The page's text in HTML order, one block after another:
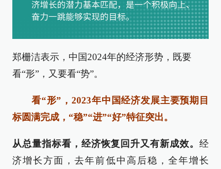
郑栅洁表示，中国2024年的经济形势，既要
看“形”，又要看“势”。
看“形”，2023年中国经济发展主要预期目
标圆满完成，“稳”“进”“好”特征突出。
从总量指标看，经济恢复回升又有新成效。 经
济增长方面，去年前低中高后稳，全年增长